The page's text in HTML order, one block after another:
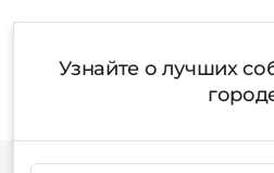
Узнайте о лучших